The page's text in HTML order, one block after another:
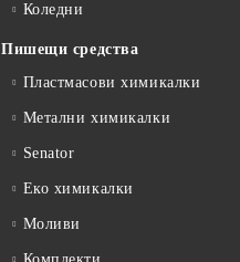
Коледни
Пишещи средства
Пластмасови химикалки
Метални химикалки
Senator
Еко химикалки
Моливи